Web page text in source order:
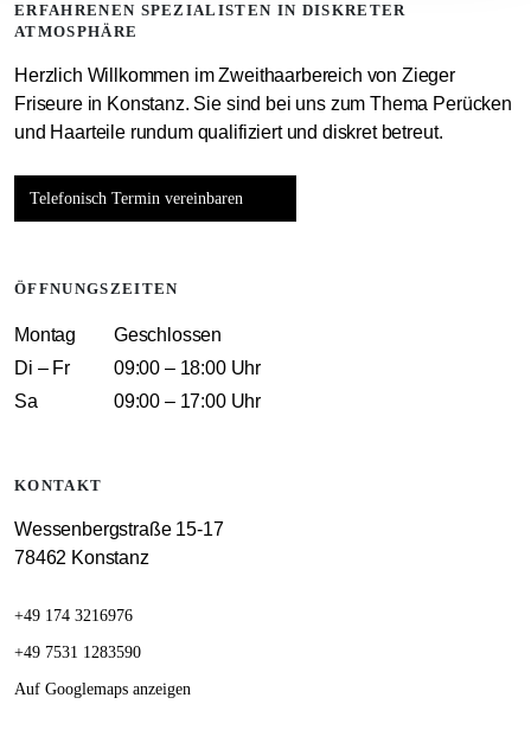
ERFAHRENEN SPEZIALISTEN IN DISKRETER
ATMOSPHÄRE
Herzlich Willkommen im Zweithaarbereich von Zieger
Friseure in Konstanz. Sie sind bei uns zum Thema Perücken
und Haarteile rundum qualifiziert und diskret betreut.
Telefonisch Termin vereinbaren
ÖFFNUNGSZEITEN
Montag
Geschlossen
Di – Fr
09:00 – 18:00 Uhr
Sa
09:00 – 17:00 Uhr
KONTAKT
Wessenbergstraße 15-17
78462 Konstanz
+49 174 3216976
+49 7531 1283590
Auf Googlemaps anzeigen